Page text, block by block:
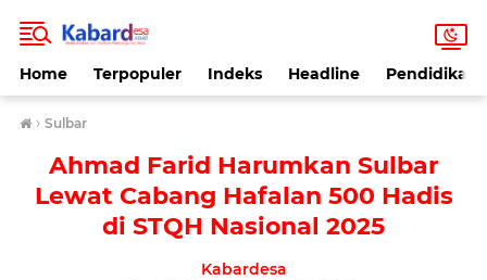
Home Terpopuler Indeks Headline Pendidikan
› Sulbar
Ahmad Farid Harumkan Sulbar
Lewat Cabang Hafalan 500 Hadis
di STQH Nasional 2025
Kabardesa